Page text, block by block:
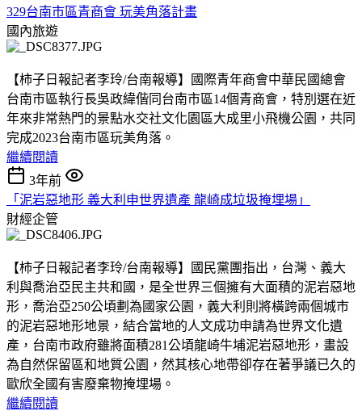
329台南市區青商會 玩美角落計畫
國內旅遊
【柿子日報記者李玲/台南報導】國際青年商會中華民國總會
台南市區執行長吳政緯偕同台南市區14個青商會，特別選在近
年來非常熱門的景點水交社文化園區大成里小飛機公園，共同
完成2023台南市區玩美角落。
繼續閱讀
3年前
「泥岩惡地形 義大利申世界遺產 龍崎成垃圾掩埋場」
財經企管
【柿子日報記者李玲/台南報導】國民黨團指出，台灣、義大
利與喬治亞民主共和國，是全世界三個擁有大面積的泥岩惡地
形，喬治亞250公頃劃為國家公園，義大利則將橫跨兩個城市
的泥岩惡地形地景，結合當地的人文成功申請為世界文化遺
產，台南市政府雖將面積281公頃龍崎牛埔泥岩惡地形，畫設
為自然保留區和地質公園，然其核心地帶卻存在著爭議已久的
歐欣全國有害廢棄物掩埋場。
繼續閱讀